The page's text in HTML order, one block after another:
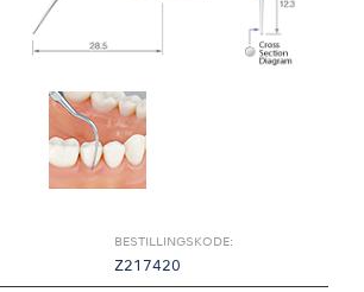
BESTILLINGSKODE:
Z217420